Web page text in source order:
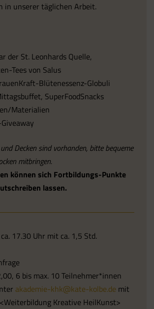
in unserer täglichen Arbeit.
der St. Leonhards Quelle,
Tees von Salus
Blütenessenz-Globuli
SuperFoodSnacks
Materialien
Decken sind vorhanden, bitte bequeme
mitbringen.
können sich Fortbildungs-Punkte
lassen.
17.30 Uhr mit ca. 1,5 Std.
6 bis max. 10 Teilnehmer*innen
akademie-khk@kate-kolbe.de mit
Kreative HeilKunst>